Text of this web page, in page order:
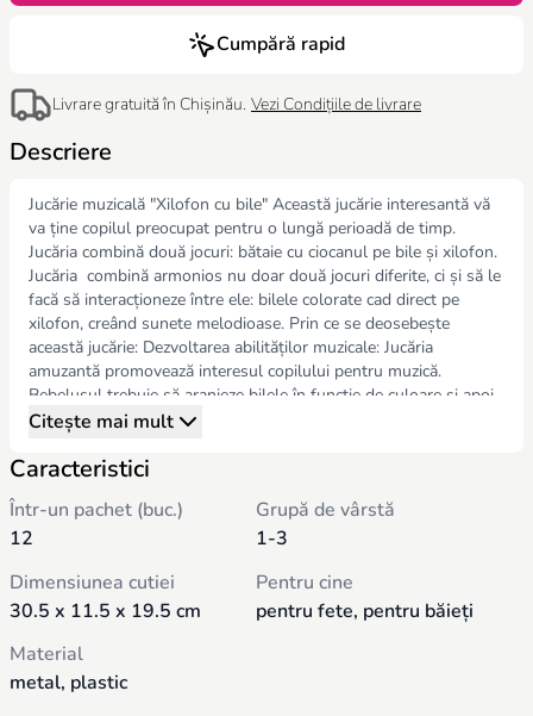
Cumpără rapid
Livrare gratuită în Chișinău. Vezi Condițiile de livrare
Descriere
Jucărie muzicală "Xilofon cu bile" Această jucărie interesantă vă
va ține copilul preocupat pentru o lungă perioadă de timp.
Jucăria combină două jocuri: bătaie cu ciocanul pe bile și xilofon.
Jucăria combină armonios nu doar două jocuri diferite, ci și să le
facă să interacționeze între ele: bilele colorate cad direct pe
xilofon, creând sunete melodioase. Prin ce se deosebește
această jucărie: Dezvoltarea abilităților muzicale: Jucăria
amuzantă promovează interesul copilului pentru muzică.
Bebelușul trebuie să aranjeze bilele în funcție de culoare și apoi
să le lovească, creând melodii în timp ce acestea se rostogolesc
recunoască diferite tonuri și să asocieze fiecare ton cu o anumită
melodii scurte chiar înainte de a învăța notele. Multifuncțional:
xilofonul poate fi detașat și folosit separat ca instrument
distreze lovind bilele. Jucăria are, de asemenea, un buton care,
atunci când este apăsat, o bilă iese. Dezvoltarea abilităților: Ritm
ritmului și abilitățile muzicale. Abilități motorii și dexteritate:
Jucăria promovează dezvoltarea abilităților motorii fine și
Citește mai mult
Caracteristici
Într-un pachet (buc.)
12
Grupă de vârstă
1-3
Dimensiunea cutiei
30.5 x 11.5 x 19.5 cm
Pentru cine
pentru fete, pentru băieți
Material
metal, plastic